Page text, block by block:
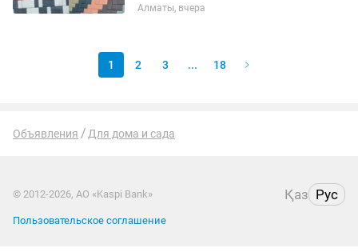
различные виды на «БРУСЧАТКА» ,
Алматы, вчера
1 2 3 ... 18
Объявления Для дома и сада
© 2012-2026, АО «Kaspi Bank» Қаз Рус
Пользовательское соглашение